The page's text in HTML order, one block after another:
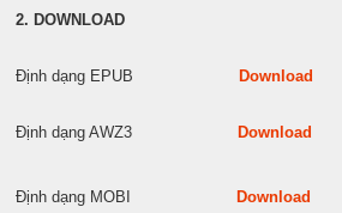
2. DOWNLOAD
Định dạng EPUBDownload
Định dạng AWZ3Download
Định dạng MOBIDownload